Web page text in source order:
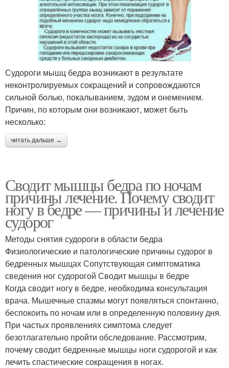
Судороги мышц бедра возникают в результате
неконтролируемых сокращений и сопровождаются
сильной болью, покалыванием, зудом и онемением.
Причин, по которым они возникают, может быть
несколько:
читать дальше →
Сводит мышцы бедра по ночам
причины лечение. Почему сводит
ногу в бедре — причины и лечение
судорог
Методы снятия судороги в области бедра
Физиологические и патологические причины судорог в
бедренных мышцах Сопутствующая симптоматика
сведения ног судорогой Сводит мышцы в бедре
Когда сводит ногу в бедре, необходима консультация
врача. Мышечные спазмы могут появляться спонтанно,
беспокоить по ночам или в определенную половину дня.
При частых проявлениях симптома следует
безотлагательно пройти обследование. Рассмотрим,
почему сводит бедренные мышцы ноги судорогой и как
лечить спастические сокращения в ногах.